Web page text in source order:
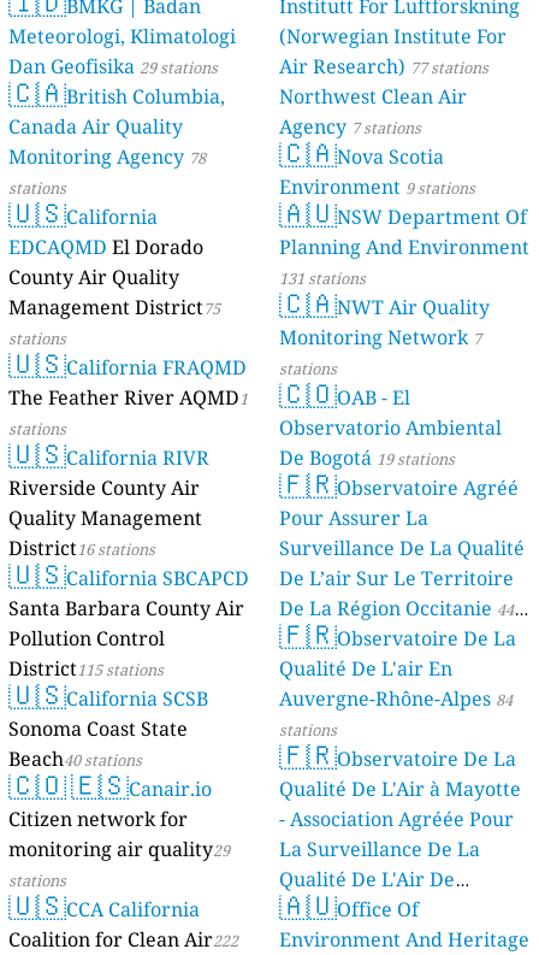
BMKG | Badan
Meteorologi, Klimatologi
Dan Geofisika 29 stations
🇨🇦British Columbia,
Canada Air Quality
Monitoring Agency 78
stations
🇺🇸California
EDCAQMD El Dorado
County Air Quality
Management District75
stations
🇺🇸California FRAQMD
The Feather River AQMD1
stations
🇺🇸California RIVR
Riverside County Air
Quality Management
District16 stations
🇺🇸California SBCAPCD
Santa Barbara County Air
Pollution Control
District115 stations
🇺🇸California SCSB
Sonoma Coast State
Beach40 stations
🇨🇴🇪🇸Canair.io
Citizen network for
monitoring air quality29
stations
🇺🇸CCA California
Coalition for Clean Air222
Institutt For Luftforskning
(Norwegian Institute For
Air Research) 77 stations
Northwest Clean Air
Agency 7 stations
🇨🇦Nova Scotia
Environment 9 stations
🇦🇺NSW Department Of
Planning And Environment
131 stations
🇨🇦NWT Air Quality
Monitoring Network 7
stations
🇨🇴OAB - El
Observatorio Ambiental
De Bogotá 19 stations
🇫🇷Observatoire Agréé
Pour Assurer La
Surveillance De La Qualité
De L’air Sur Le Territoire
De La Région Occitanie 44
stations
🇫🇷Observatoire De La
Qualité De L'air En
Auvergne-Rhône-Alpes 84
stations
🇫🇷Observatoire De La
Qualité De L'Air à Mayotte
- Association Agréée Pour
La Surveillance De La
Qualité De L'Air De
Mayotte 4 stations
🇦🇺Office Of
Environment And Heritage